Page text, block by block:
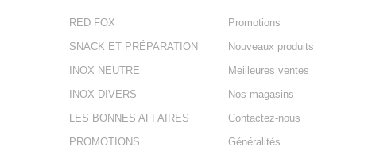
RED FOX
SNACK ET PRÉPARATION
INOX NEUTRE
INOX DIVERS
LES BONNES AFFAIRES
PROMOTIONS
Promotions
Nouveaux produits
Meilleures ventes
Nos magasins
Contactez-nous
Généralités